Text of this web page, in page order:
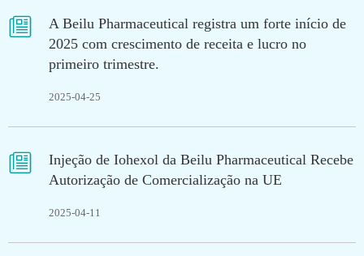

A Beilu Pharmaceutical registra um forte início de
2025 com crescimento de receita e lucro no
primeiro trimestre.
2025-04-25

Injeção de Iohexol da Beilu Pharmaceutical Recebe
Autorização de Comercialização na UE
2025-04-11